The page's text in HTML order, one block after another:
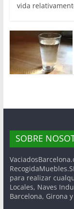
vida
SOBRE
para realizar
Locales, Naves
Barcelona, Girona